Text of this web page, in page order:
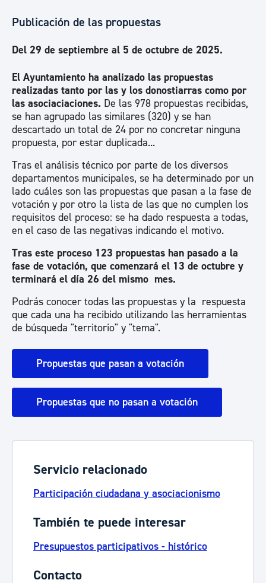
Publicación de las propuestas
Del 29 de septiembre al 5 de octubre de 2025.
El Ayuntamiento ha analizado las propuestas
realizadas tanto por las y los donostiarras como por
las asociaciaciones. De las 978 propuestas recibidas,
se han agrupado las similares (320) y se han
descartado un total de 24 por no concretar ninguna
propuesta, por estar duplicada...
Tras el análisis técnico por parte de los diversos
departamentos municipales, se ha determinado por un
lado cuáles son las propuestas que pasan a la fase de
votación y por otro la lista de las que no cumplen los
requisitos del proceso: se ha dado respuesta a todas,
en el caso de las negativas indicando el motivo.
Tras este proceso 123 propuestas han pasado a la
fase de votación, que comenzará el 13 de octubre y
terminará el día 26 del mismo mes.
Podrás conocer todas las propuestas y la respuesta
que cada una ha recibido utilizando las herramientas
de búsqueda "territorio" y "tema".
Propuestas que pasan a votación
Propuestas que no pasan a votación
Servicio relacionado
Participación ciudadana y asociacionismo
También te puede interesar
Presupuestos participativos - histórico
Contacto